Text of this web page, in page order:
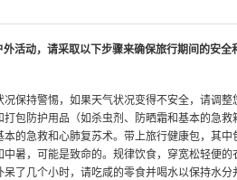
活动，请采取以下步骤来确保旅行期间的安全
况保持警惕，如果天气状况变得不安全，请调整
打包防护用品（如杀虫剂、防晒霜和基本的急救
本的急救和心肺复苏术。带上旅行健康包，其
中暑，可能是致命的。规律饮食，穿宽松轻便
呆了几个小时，请吃咸的零食并喝水以保持水